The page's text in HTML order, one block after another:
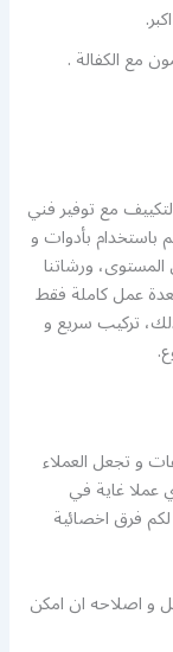
مع الكفالة .
مع توفير فني
باستخدام بأدوات و
ورشاتنا
عمل كاملة فقط
تركيب سريع و
و تجعل العملاء
عملا غاية في
لكم فرق اخصائية
و اصلاحه ان امكن